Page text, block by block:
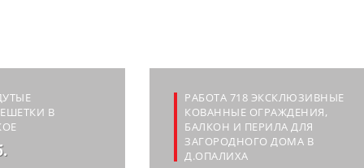
В
РАБОТА 718 ЭКСКЛЮЗИВНЫЕ
КОВАННЫЕ ОГРАЖДЕНИЯ,
БАЛКОН И ПЕРИЛА ДЛЯ
ЗАГОРОДНОГО ДОМА В
Д.ОПАЛИХА